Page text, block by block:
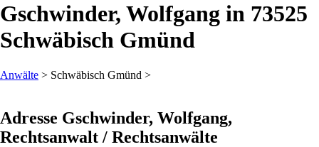
Gschwinder, Wolfgang in 73525
Schwäbisch Gmünd
Anwälte > Schwäbisch Gmünd >
Adresse Gschwinder, Wolfgang,
Rechtsanwalt / Rechtsanwälte